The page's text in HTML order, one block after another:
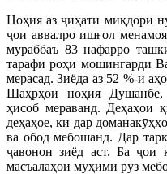
Ноҳия аз ҷиҳати миқдори
ҷои аввалро ишғол
мураббаъ 83 нафарро
тарафи роҳи мошингарди
мерасад. Зиёда аз 52 %-и
Шаҳрҳои ноҳия Душанбе,
ҳисоб мераванд. Деҳаҳои
деҳаҳое, ки дар
ва обод мебошанд. Дар
ҷавонон зиёд аст. Ба ҷои
масъалаҳои муҳими рӯз